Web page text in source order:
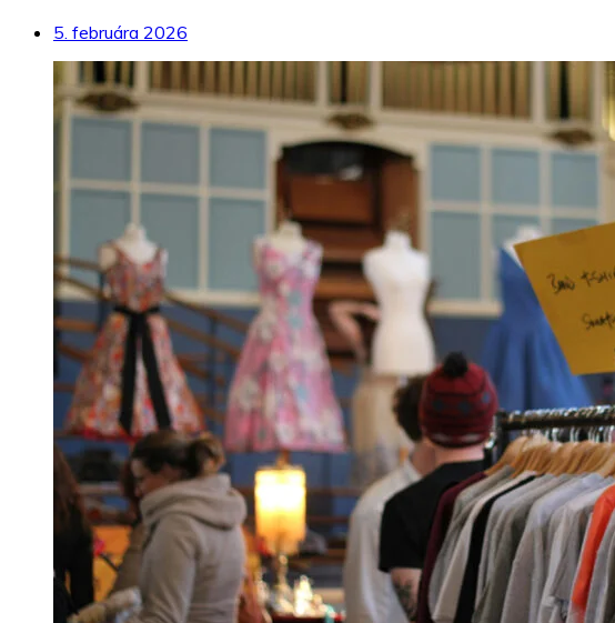
5. februára 2026